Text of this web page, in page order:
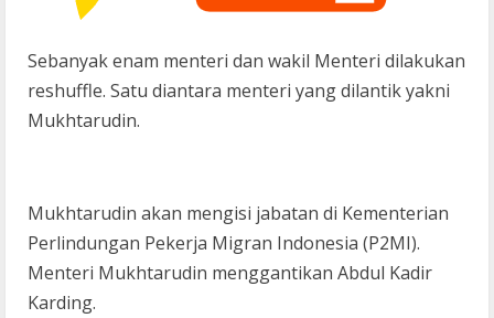
Sebanyak enam menteri dan wakil Menteri dilakukan
reshuffle. Satu diantara menteri yang dilantik yakni
Mukhtarudin.
Mukhtarudin akan mengisi jabatan di Kementerian
Perlindungan Pekerja Migran Indonesia (P2MI).
Menteri Mukhtarudin menggantikan Abdul Kadir
Karding.